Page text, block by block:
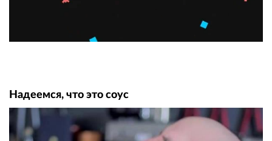
Надеемся, что это соус